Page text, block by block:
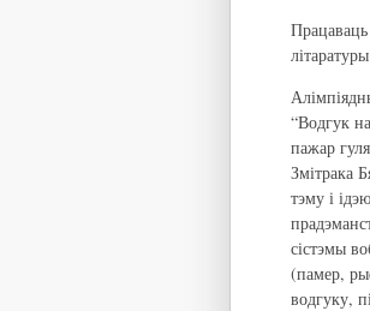
“Водгук
пажар
Змітрака
тэму і
сістэмы
(памер,
водгуку,